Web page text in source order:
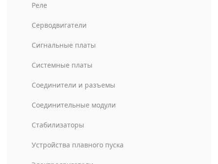
Реле
Серводвигатели
Сигнальные платы
Системные платы
Соединители и разъемы
Соединительные модули
Стабилизаторы
Устройства плавного пуска